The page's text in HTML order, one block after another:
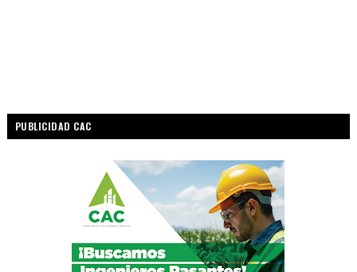
PUBLICIDAD CAC